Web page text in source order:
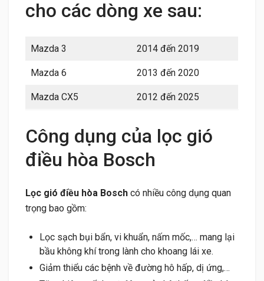
cho các dòng xe sau:
Mazda 3 2014 đến 2019
Mazda 6 2013 đến 2020
Mazda CX5 2012 đến 2025
Công dụng của lọc gió
điều hòa Bosch
Lọc gió điều hòa Bosch có nhiều công dụng quan
trọng bao gồm:
Lọc sạch bụi bẩn, vi khuẩn, nấm mốc,… mang lại
bầu không khí trong lành cho khoang lái xe.
Giảm thiểu các bệnh về đường hô hấp, dị ứng,…